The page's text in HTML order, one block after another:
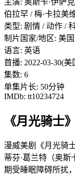
伯拉罕 / 梅·卡拉美
类型: 剧情 / 动作 /
制片国家/地区: 美国
语言: 英语
首播: 2022-03-30(美
集数: 6
单集片长: 50分钟
IMDb: tt10234724
《月光骑士
漫威美剧《月光骑
蒂芬·葛兰特（奥斯
期受睡眠障碍所扰